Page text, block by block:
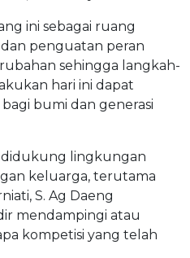
ini sebagai ruang
dan penguatan peran
sehingga langkah-
hari ini dapat
bumi dan generasi
didukung lingkungan
keluarga, terutama
S. Ag Daeng
mendampingi atau
kompetisi yang telah